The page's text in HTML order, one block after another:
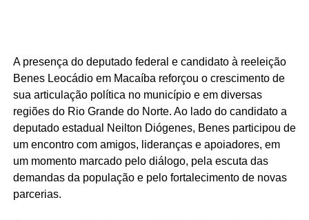
apenas estatísticas: representam segurança fortalecida,
cultura valorizada, entidades beneficiadas, municípios
atendidos e uma atuação parlamentar que alcança quem
mais precisa.
São centenas de requerimentos, dezenas de patrimônios
culturais reconhecidos, organizações apoiadas e
investimentos que chegam aos municípios por meio de
emendas parlamentares. Um trabalho que demonstra que
A presença do deputado federal e candidato à reeleição
Benes Leocádio em Macaíba reforçou o crescimento de
sua articulação política no município e em diversas
regiões do Rio Grande do Norte. Ao lado do candidato a
deputado estadual Neilton Diógenes, Benes participou de
um encontro com amigos, lideranças e apoiadores, em
um momento marcado pelo diálogo, pela escuta das
demandas da população e pelo fortalecimento de novas
parcerias.